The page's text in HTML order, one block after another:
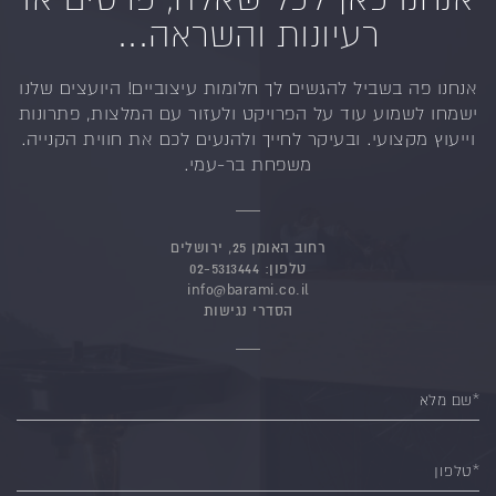
רעיונות והשראה...
אנחנו פה בשביל להגשים לך חלומות עיצוביים! היועצים שלנו
ישמחו לשמוע עוד על הפרויקט ולעזור עם המלצות, פתרונות
וייעוץ מקצועי. ובעיקר לחייך ולהנעים לכם את חווית הקנייה.
משפחת בר-עמי.
רחוב האומן 25, ירושלים
טלפון: 02-5313444
info@barami.co.il
הסדרי נגישות
*שם מלא
*טלפון